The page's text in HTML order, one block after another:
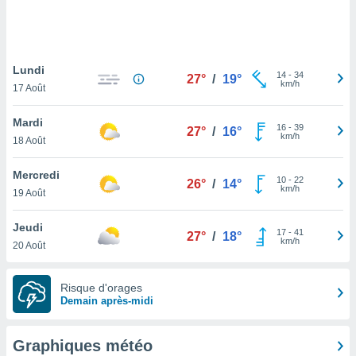
pas
de
à
cas,
que
sur le
et que
Lundi
17 Août
27° / 19° 14- 34
km/h
Mardi
18 Août
27° / 16° 16- 39
km/h
Mercredi
19 Août
26° / 14° 10- 22
km/h
Jeudi
20 Août
27° / 18° 17- 41
km/h
Risque d'orages
Demain après-midi
Graphiques météo